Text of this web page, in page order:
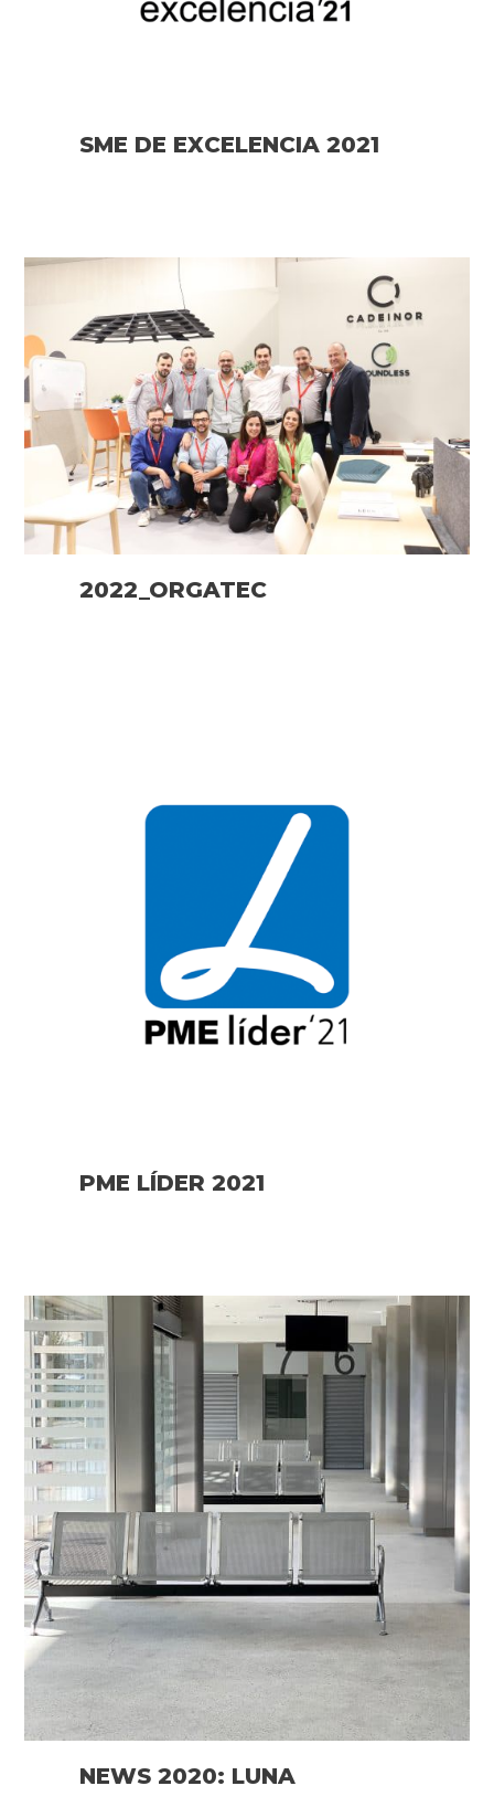
SME DE EXCELENCIA 2021
2022_ORGATEC
PME LÍDER 2021
NEWS 2020: LUNA